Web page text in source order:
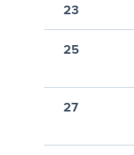
23
25
27